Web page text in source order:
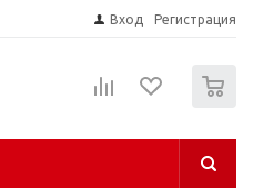
Вход Регистрация